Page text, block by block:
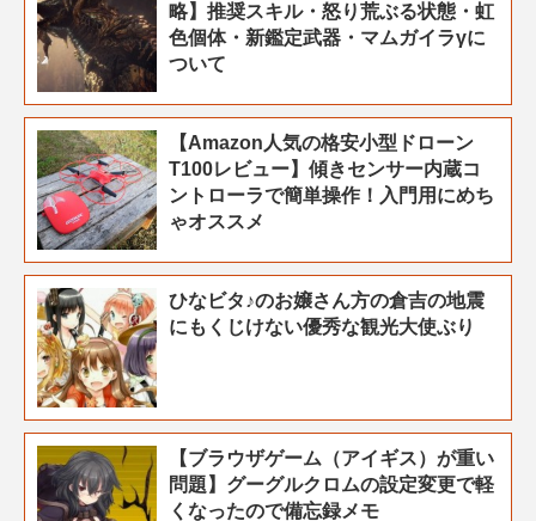
略】推奨スキル・怒り荒ぶる状態・虹
色個体・新鑑定武器・マムガイラγに
ついて
【Amazon人気の格安小型ドローン
T100レビュー】傾きセンサー内蔵コ
ントローラで簡単操作！入門用にめち
ゃオススメ
ひなビタ♪のお嬢さん方の倉吉の地震
にもくじけない優秀な観光大使ぶり
【ブラウザゲーム（アイギス）が重い
問題】グーグルクロムの設定変更で軽
くなったので備忘録メモ